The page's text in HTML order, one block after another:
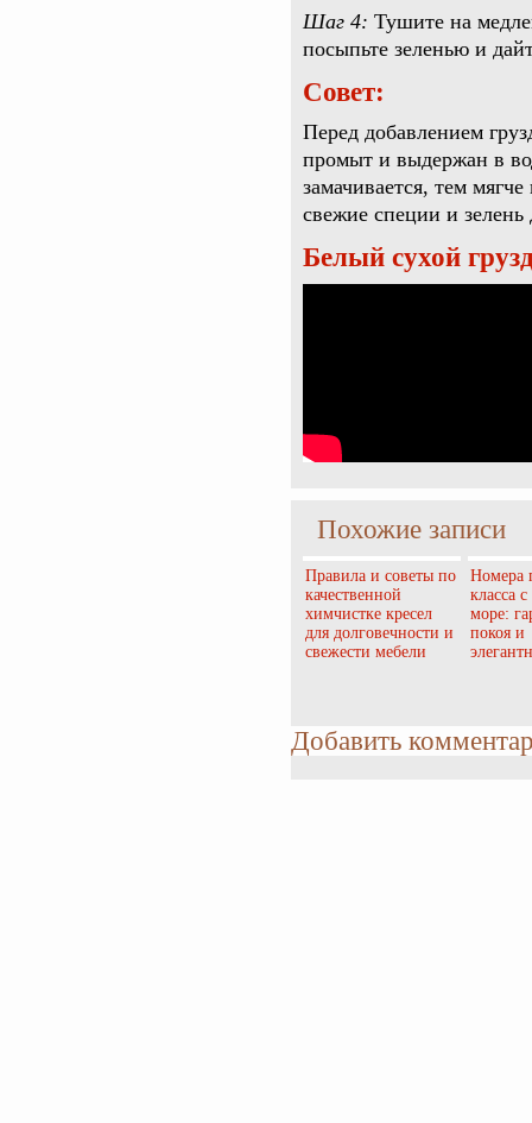
Шаг 4: Тушите на
посыпьте зеленью и
Совет:
Перед добавлением
промыт и выдержан в
замачивается, тем
свежие специи и зелень
Белый сухой
Похожие записи
Правила и советы по
качественной
химчистке кресел
для долговечности и
свежести мебели
Номера
класса
море:
покоя и
Добавить